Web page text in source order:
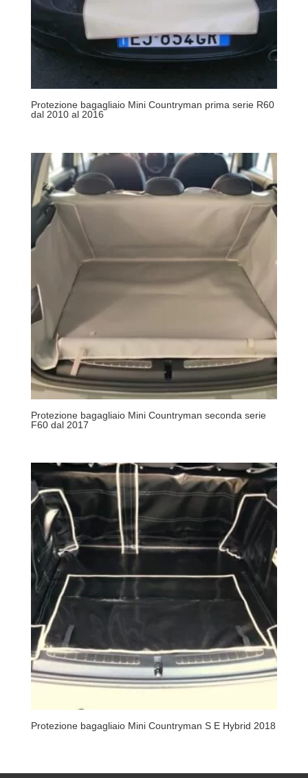
Protezione bagagliaio Mini Countryman prima serie R60
dal 2010 al 2016
Protezione bagagliaio Mini Countryman seconda serie
F60 dal 2017
Protezione bagagliaio Mini Countryman S E Hybrid 2018